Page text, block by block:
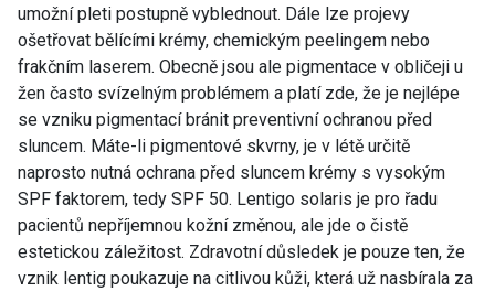
umožní pleti postupně vyblednout. Dále lze projevy
ošetřovat bělícími krémy, chemickým peelingem nebo
frakčním laserem. Obecně jsou ale pigmentace v obličeji u
žen často svízelným problémem a platí zde, že je nejlépe
se vzniku pigmentací bránit preventivní ochranou před
sluncem. Máte-li pigmentové skvrny, je v létě určitě
naprosto nutná ochrana před sluncem krémy s vysokým
SPF faktorem, tedy SPF 50. Lentigo solaris je pro řadu
pacientů nepříjemnou kožní změnou, ale jde o čistě
estetickou záležitost. Zdravotní důsledek je pouze ten, že
vznik lentig poukazuje na citlivou kůži, která už nasbírala za